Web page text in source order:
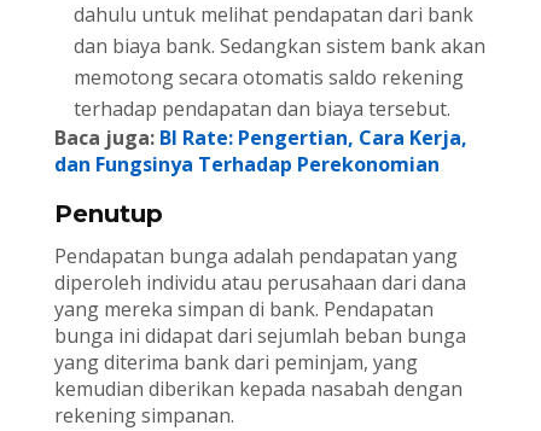
dahulu untuk melihat pendapatan dari bank
dan biaya bank. Sedangkan sistem bank akan
memotong secara otomatis saldo rekening
terhadap pendapatan dan biaya tersebut.
Baca juga: BI Rate: Pengertian, Cara Kerja,
dan Fungsinya Terhadap Perekonomian
Penutup
Pendapatan bunga adalah pendapatan yang
diperoleh individu atau perusahaan dari dana
yang mereka simpan di bank. Pendapatan
bunga ini didapat dari sejumlah beban bunga
yang diterima bank dari peminjam, yang
kemudian diberikan kepada nasabah dengan
rekening simpanan.